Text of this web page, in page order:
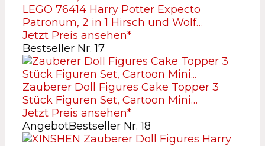
LEGO 76414 Harry Potter Expecto
Patronum, 2 in 1 Hirsch und Wolf…
Jetzt Preis ansehen*
Bestseller Nr. 17
Zauberer Doll Figures Cake Topper 3
Stück Figuren Set, Cartoon Mini…
Jetzt Preis ansehen*
AngebotBestseller Nr. 18